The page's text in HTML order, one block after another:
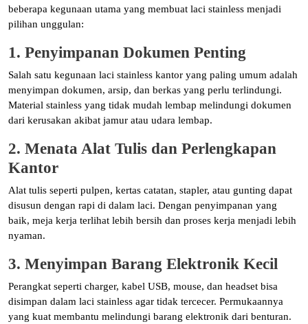
beberapa kegunaan utama yang membuat laci stainless menjadi
pilihan unggulan:
1. Penyimpanan Dokumen Penting
Salah satu kegunaan laci stainless kantor yang paling umum adalah
menyimpan dokumen, arsip, dan berkas yang perlu terlindungi.
Material stainless yang tidak mudah lembap melindungi dokumen
dari kerusakan akibat jamur atau udara lembap.
2. Menata Alat Tulis dan Perlengkapan
Kantor
Alat tulis seperti pulpen, kertas catatan, stapler, atau gunting dapat
disusun dengan rapi di dalam laci. Dengan penyimpanan yang
baik, meja kerja terlihat lebih bersih dan proses kerja menjadi lebih
nyaman.
3. Menyimpan Barang Elektronik Kecil
Perangkat seperti charger, kabel USB, mouse, dan headset bisa
disimpan dalam laci stainless agar tidak tercecer. Permukaannya
yang kuat membantu melindungi barang elektronik dari benturan.